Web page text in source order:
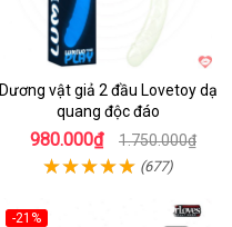
Dương vật giả 2 đầu Lovetoy dạ
quang độc đáo
980.000₫ 1.750.000₫
(677)
-21%